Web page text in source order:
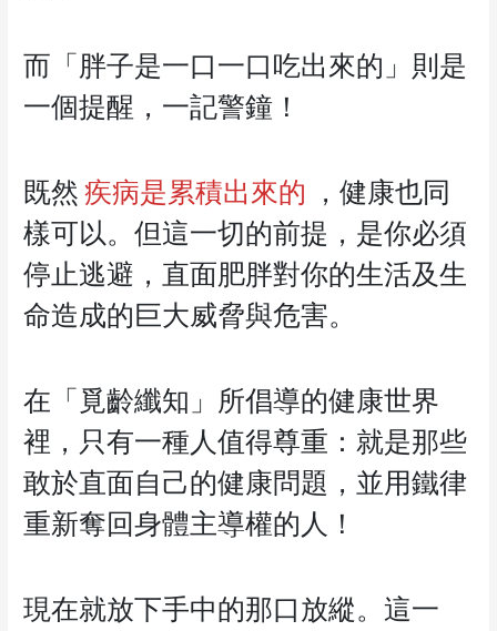
而「胖子是一口一口吃出來的」則是
一個提醒，一記警鐘！
既然疾病是累積出來的 ，健康也同
樣可以。但這一切的前提，是你必須
停止逃避，直面肥胖對你的生活及生
命造成的巨大威脅與危害。
在「覓齡纖知」所倡導的健康世界
裡，只有一種人值得尊重：就是那些
敢於直面自己的健康問題，並用鐵律
重新奪回身體主導權的人！
現在就放下手中的那口放縱。這一